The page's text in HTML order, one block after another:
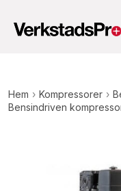
Hem › Kompressorer ›
Bensindriven